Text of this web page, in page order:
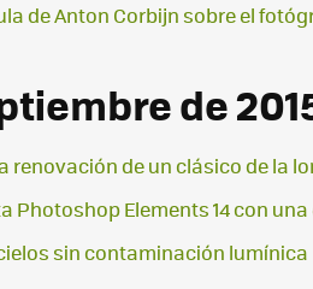
de Anton Corbijn sobre el
de
renovación de un clásico de la
Photoshop Elements 14 con
sin contaminación lumínica